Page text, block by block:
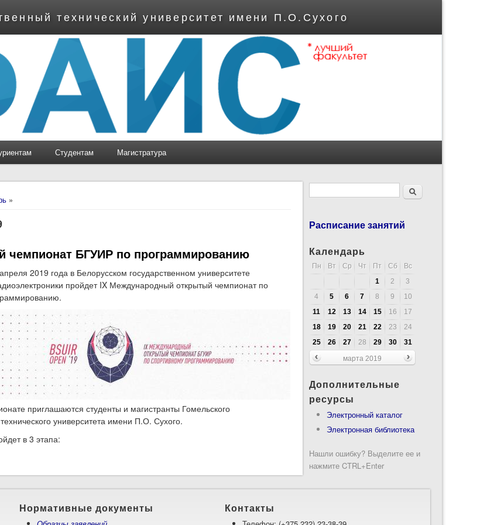
технический университет имени П.О.Сухого
Студентам Магистратура
»
чемпионат БГУИР по программированию
2019 года в Белорусском государственном университете
пройдет IX Международный открытый чемпионат по
приглашаются студенты и магистранты Гомельского
технического университета имени П.О. Сухого.
в 3 этапа:
Форма поискаПоиск
Расписание занятий
Календарь
Пн Вт Ср Чт Пт Сб
Вс
1
2
3
4
5 6 7 8 9
10
11
12 13 14 15 16
17
18
19 20 21 22 23
24
25
26 27 28 29 30
31
марта 2019
Дополнительные
ресурсы
Электронный каталог
Электронная библиотека
Нашли ошибку? Выделите ее и
нажмите CTRL+Enter
Нормативные документы Контакты